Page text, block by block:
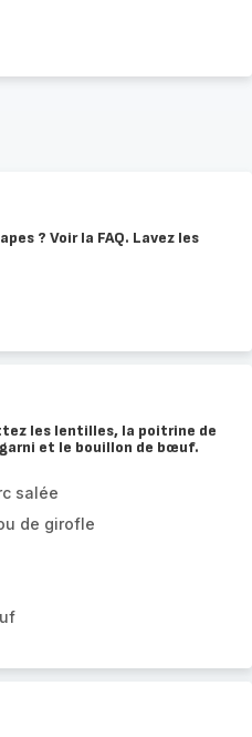
? Voir la FAQ. Lavez les
les lentilles, la poitrine de
et le bouillon de bœuf.
salée
de girofle